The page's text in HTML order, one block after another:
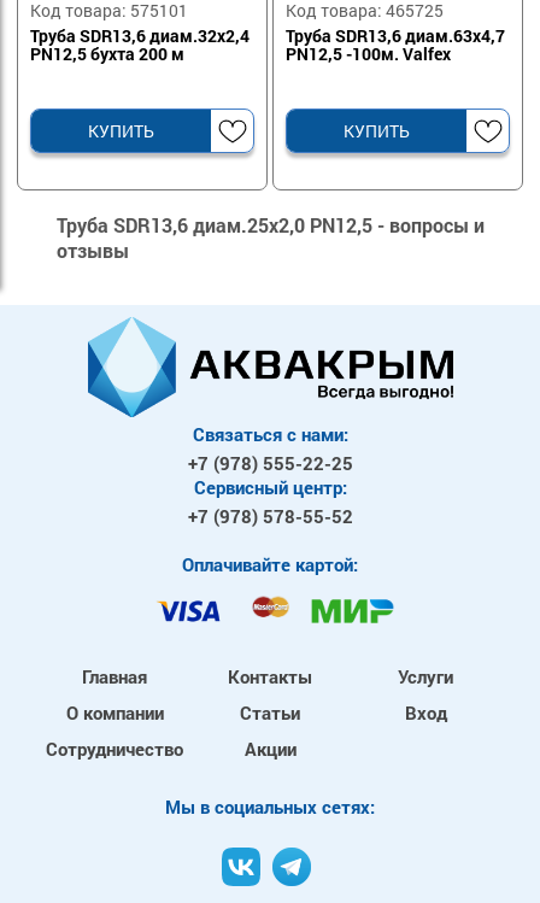
Код товара: 575101
Труба SDR13,6 диам.32х2,4
PN12,5 бухта 200 м
КУПИТЬ
Код товара: 465725
Труба SDR13,6 диам.63х4,7
PN12,5 -100м. Valfex
КУПИТЬ
Труба SDR13,6 диам.25х2,0 PN12,5 - вопросы и
отзывы
Связаться с нами:
+7 (978) 555-22-25
Сервисный центр:
+7 (978) 578-55-52
Оплачивайте картой:
Главная
О компании
Сотрудничество
Контакты
Статьи
Акции
Услуги
Вход
Mы в социальных сетях: